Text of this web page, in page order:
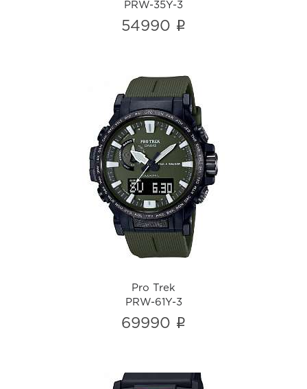
PRW-35Y-3
54990 i
Pro Trek
PRW-61Y-3
i
Pro Trek
PRW-61Y-3
69990 i